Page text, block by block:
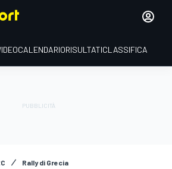
CALENDARIORISULTATICLASSIFICA
Rally di Grecia